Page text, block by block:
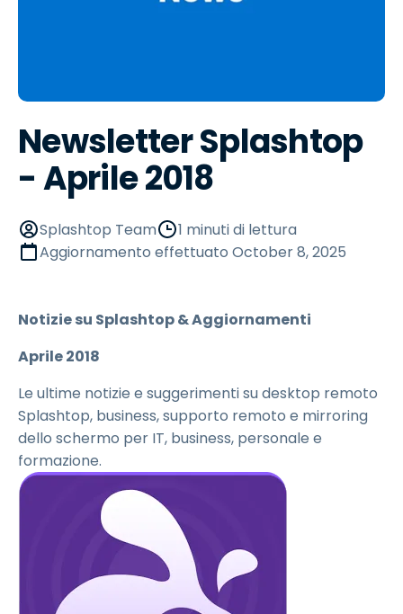
Newsletter Splashtop
- Aprile 2018
Splashtop Team
1 minuti di lettura
Aggiornamento effettuato October 8, 2025
Notizie su Splashtop & Aggiornamenti
Aprile 2018
Le ultime notizie e suggerimenti su desktop remoto
Splashtop, business, supporto remoto e mirroring
dello schermo per IT, business, personale e
formazione.